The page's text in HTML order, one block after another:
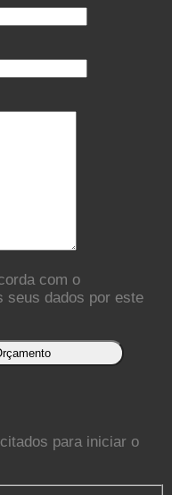
com o
seus dados por este
para iniciar o